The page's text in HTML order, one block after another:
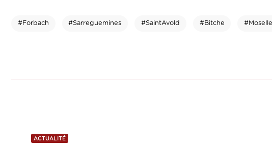
#Forbach #Sarreguemines #SaintAvold #Bitche
ACTUALITÉ